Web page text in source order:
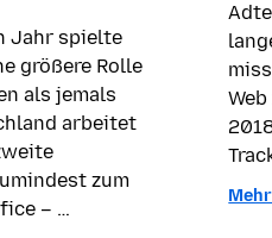
Jahr spielte
größere Rolle
als jemals
arbeitet
zum
– …